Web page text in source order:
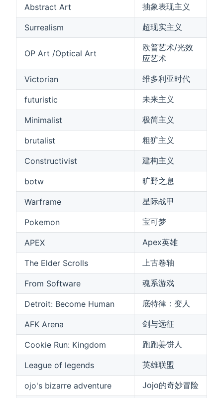
Abstract Art 抽象表现主义
Surrealism 超现实主义
OP Art /Optical Art
欧普艺术/光效
应艺术
Victorian 维多利亚时代
futuristic 未来主义
Minimalist 极简主义
brutalist 粗犷主义
Constructivist 建构主义
botw 旷野之息
Warframe 星际战甲
Pokemon 宝可梦
APEX Apex英雄
The Elder Scrolls 上古卷轴
From Software 魂系游戏
Detroit: Become Human 底特律：变人
AFK Arena 剑与远征
Cookie Run: Kingdom 跑跑姜饼人
League of legends 英雄联盟
ojo's bizarre adventure Jojo的奇妙冒险